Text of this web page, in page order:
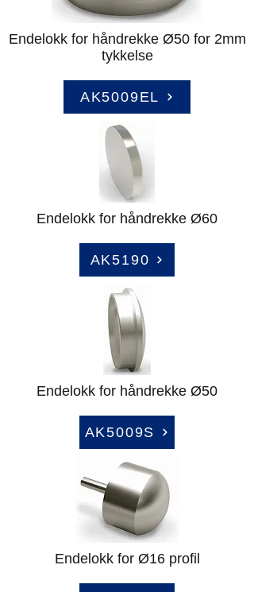
Endelokk for håndrekke Ø50 for 2mm
tykkelse
AK5009EL
Endelokk for håndrekke Ø60
AK5190
Endelokk for håndrekke Ø50
AK5009S
Endelokk for Ø16 profil